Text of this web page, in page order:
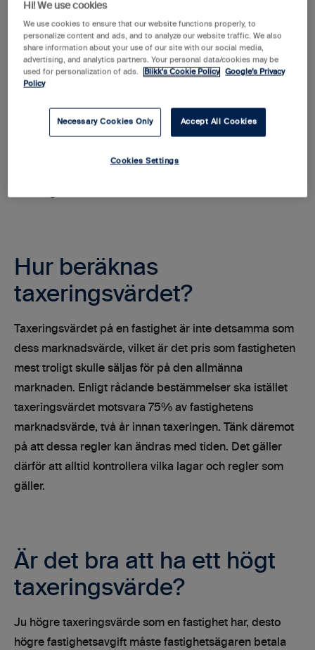
När förekommer taxering?
I sin allmännaste form innebär ordet taxering att
man äger en fastighet, exempelvis ett hus, en stuga
Hur beräknas
taxeringsvärdet?
Taxeringsvärdet på en fastighet är inte detsamma som
dess marknadsvärde, vilket är det pris som fastigheten
mest troligt skulle säljas för på den allmänna
marknaden. Enligt rådande bestämmelser ska istället
taxeringsvärdet motsvara 75% av fastighetens
marknadsvärde, två år innan taxeringen. Tänk däremot
på att dessa regler kan ändras med tiden. Det gäller
därför att alltid kontrollera vilka lagar och regler som
gäller.
Är det bra att ha ett högt
taxeringsvärde?
Ju högre taxeringsvärde som en fastighet har, desto
högre fastighetsavgift måste fastighetsägaren betala
Hi! We use cookies
We use cookies to ensure that our website functions properly, to
personalize content and ads, and to analyze our website traffic. We also
share information about your use of our site with our social media,
advertising, and analytics partners. Your personal data/cookies may be
used for personalization of ads.
Blikk's Cookie Policy
Google’s Privacy
Policy
Necessary Cookies Only Accept All Cookies
Cookies Settings